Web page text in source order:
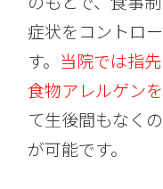
症状をコントロ
す。 当院では指
食物アレルゲン
て生後間もなく
が可能です。